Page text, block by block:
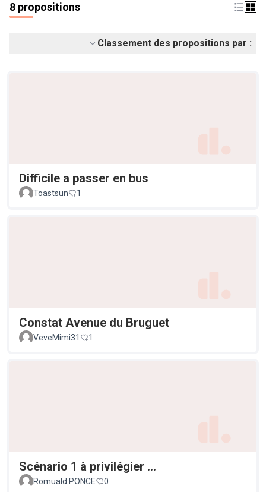
8 propositions
Classement des propositions par :
Difficile a passer en bus
Toastsun 1
Constat Avenue du Bruguet
VeveMimi31 1
Scénario 1 à privilégier ...
Romuald PONCE 0